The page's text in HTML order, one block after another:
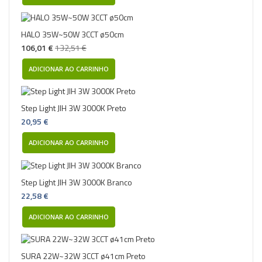
HALO 35W~50W 3CCT ø50cm
106,01 €132,51 €
ADICIONAR AO CARRINHO
Step Light JIH 3W 3000K Preto
20,95 €
ADICIONAR AO CARRINHO
Step Light JIH 3W 3000K Branco
22,58 €
ADICIONAR AO CARRINHO
SURA 22W~32W 3CCT ø41cm Preto